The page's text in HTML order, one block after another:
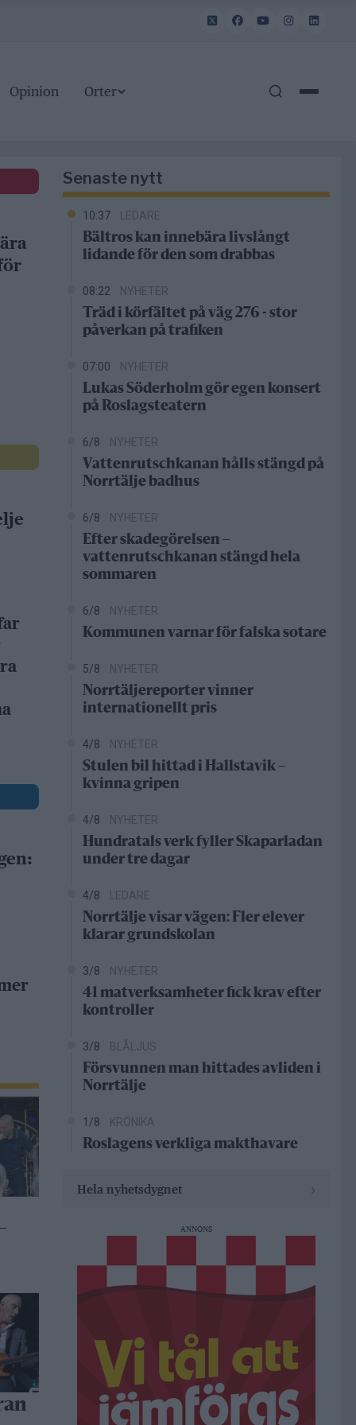
Opinion Orter
Senaste nytt
10:37 LEDARE
Bältros kan innebära livslångt
lidande för den som drabbas
08:22 NYHETER
Träd i körfältet på väg 276 - stor
påverkan på trafiken
07:00 NYHETER
Lukas Söderholm gör egen konsert
på Roslagsteatern
6/8 NYHETER
Vattenrutschkanan hålls stängd på
Norrtälje badhus
6/8 NYHETER
Efter skadegörelsen –
vattenrutschkanan stängd hela
sommaren
6/8 NYHETER
Kommunen varnar för falska sotare
5/8 NYHETER
Norrtäljereporter vinner
internationellt pris
4/8 NYHETER
Stulen bil hittad i Hallstavik –
kvinna gripen
4/8 NYHETER
Hundratals verk fyller Skaparladan
under tre dagar
4/8 LEDARE
Norrtälje visar vägen: Fler elever
klarar grundskolan
3/8 NYHETER
41 matverksamheter fick krav efter
kontroller
3/8 BLÅLJUS
Försvunnen man hittades avliden i
Norrtälje
1/8 KRÖNIKA
Roslagens verkliga makthavare
Hela nyhetsdygnet
ANNONS